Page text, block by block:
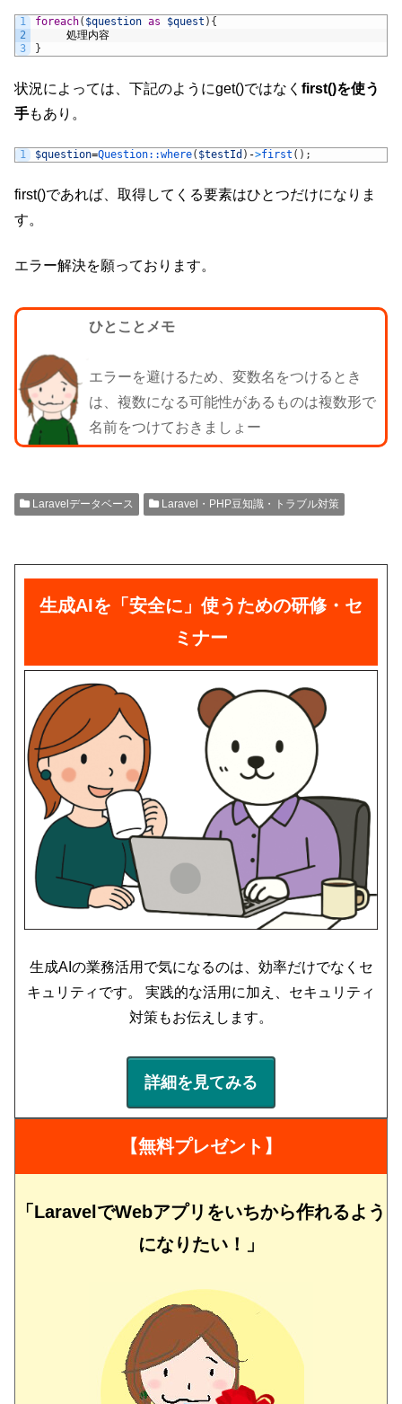
1
2
3
foreach( $question as $quest ) {
処理内容
}
状況によっては、下記のようにget()ではなく first()を使う
手もあり。
1 $question=Question::where( $testId ) ->first ( ) ;
first()であれば、取得してくる要素はひとつだけになりま
す。
エラー解決を願っております。
ひとことメモ
エラーを避けるため、変数名をつけるとき
は、複数になる可能性があるものは複数形で
名前をつけておきましょー
Laravelデータベース Laravel・PHP豆知識・トラブル対策
生成AIを「安全に」使うための研修・セ
ミナー
生成AIの業務活用で気になるのは、効率だけでなくセ
キュリティです。 実践的な活用に加え、セキュリティ
対策もお伝えします。
詳細を見てみる
【無料プレゼント】
「LaravelでWebアプリをいちから作れるよう
になりたい！」